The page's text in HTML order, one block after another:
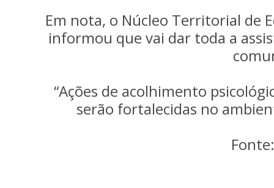
Em nota, o Núcleo Territorial de
informou que vai dar toda a
“Ações de acolhimento
serão fortalecidas no